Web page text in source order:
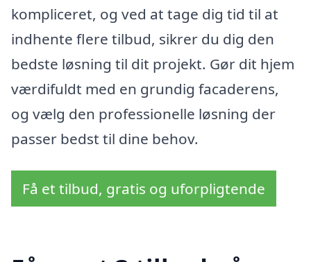
kompliceret, og ved at tage dig tid til at
indhente flere tilbud, sikrer du dig den
bedste løsning til dit projekt. Gør dit hjem
værdifuldt med en grundig facaderens,
og vælg den professionelle løsning der
passer bedst til dine behov.
Få et tilbud, gratis og uforpligtende